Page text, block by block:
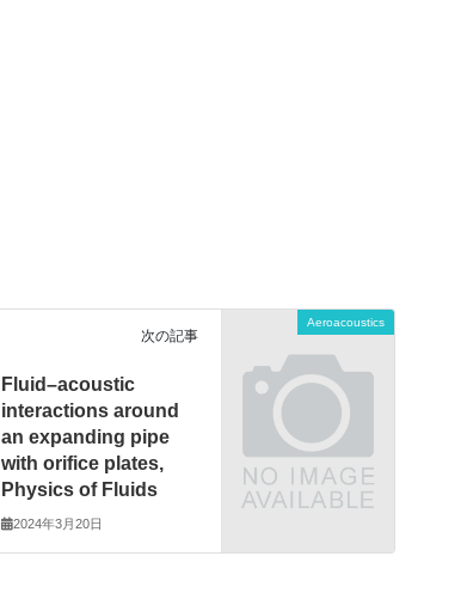
Aeroacoustics
次の記事
Fluid–acoustic
interactions around
an expanding pipe
with orifice plates,
Physics of Fluids
2024年3月20日